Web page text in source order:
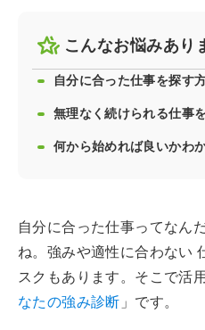
こんなお悩みあり
自分に合った仕事を探す
無理なく続けられる仕事
何から始めれば良いかわ
自分に合った仕事ってなん
ね。強みや適性に合わない
スクもあります。そこで活
なたの強み診断 」です。